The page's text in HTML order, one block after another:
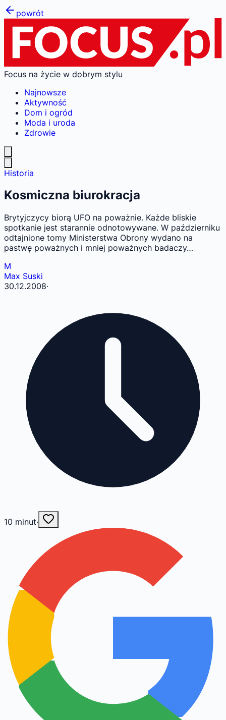
powrót
Focus na życie w dobrym stylu
Najnowsze
Aktywność
Dom i ogród
Moda i uroda
Zdrowie
Historia
Kosmiczna biurokracja
Brytyjczycy biorą UFO na poważnie. Każde bliskie
spotkanie jest starannie odnotowywane. W październiku
odtajnione tomy Ministerstwa Obrony wydano na
pastwę poważnych i mniej poważnych badaczy…
M
Max Suski
30.12.2008·
10 minut·